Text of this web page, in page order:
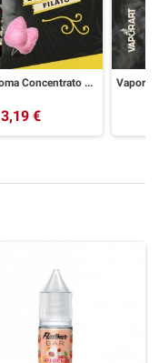
Vaporart Aroma Concentrato Candy Land 10ml
3,19 €